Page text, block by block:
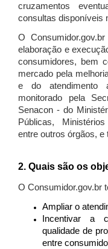
cruzamentos
consultas disponíveis
O
elaboração e
consumidores, bem
mercado pela
e do atendimento
monitorado pela
Senacon - do
Públicas,
entre outros órgãos, e
2. Quais são os
O Consumidor.gov.br
Ampliar o
Incentivar a
qualidade de
entre